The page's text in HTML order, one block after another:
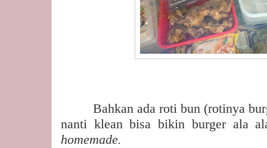
Bahkan ada roti bun (rotinya
nanti klean bisa bikin burger ala
homemade.